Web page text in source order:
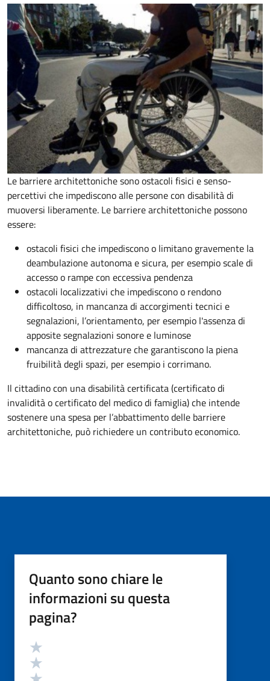
Le barriere architettoniche sono ostacoli fisici e senso-
percettivi che impediscono alle persone con disabilità di
muoversi liberamente. Le barriere architettoniche possono
essere:
ostacoli fisici che impediscono o limitano gravemente la
deambulazione autonoma e sicura, per esempio scale di
accesso o rampe con eccessiva pendenza
ostacoli localizzativi che impediscono o rendono
difficoltoso, in mancanza di accorgimenti tecnici e
segnalazioni, l’orientamento, per esempio l'assenza di
apposite segnalazioni sonore e luminose
mancanza di attrezzature che garantiscono la piena
fruibilità degli spazi, per esempio i corrimano.
Il cittadino con una disabilità certificata (certificato di
invalidità o certificato del medico di famiglia) che intende
sostenere una spesa per l’abbattimento delle barriere
architettoniche, può richiedere un contributo economico.
Quanto sono chiare le
informazioni su questa
pagina?
Valutazione